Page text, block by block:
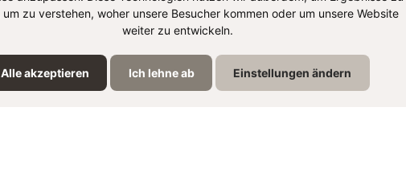
um zu verstehen, woher unsere Besucher kommen oder um unsere Website
weiter zu entwickeln.
Alle akzeptieren Ich lehne ab Einstellungen ändern